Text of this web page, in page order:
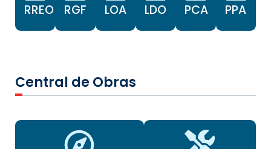
RREO RGF LOA LDO PCA PPA
Central de Obras